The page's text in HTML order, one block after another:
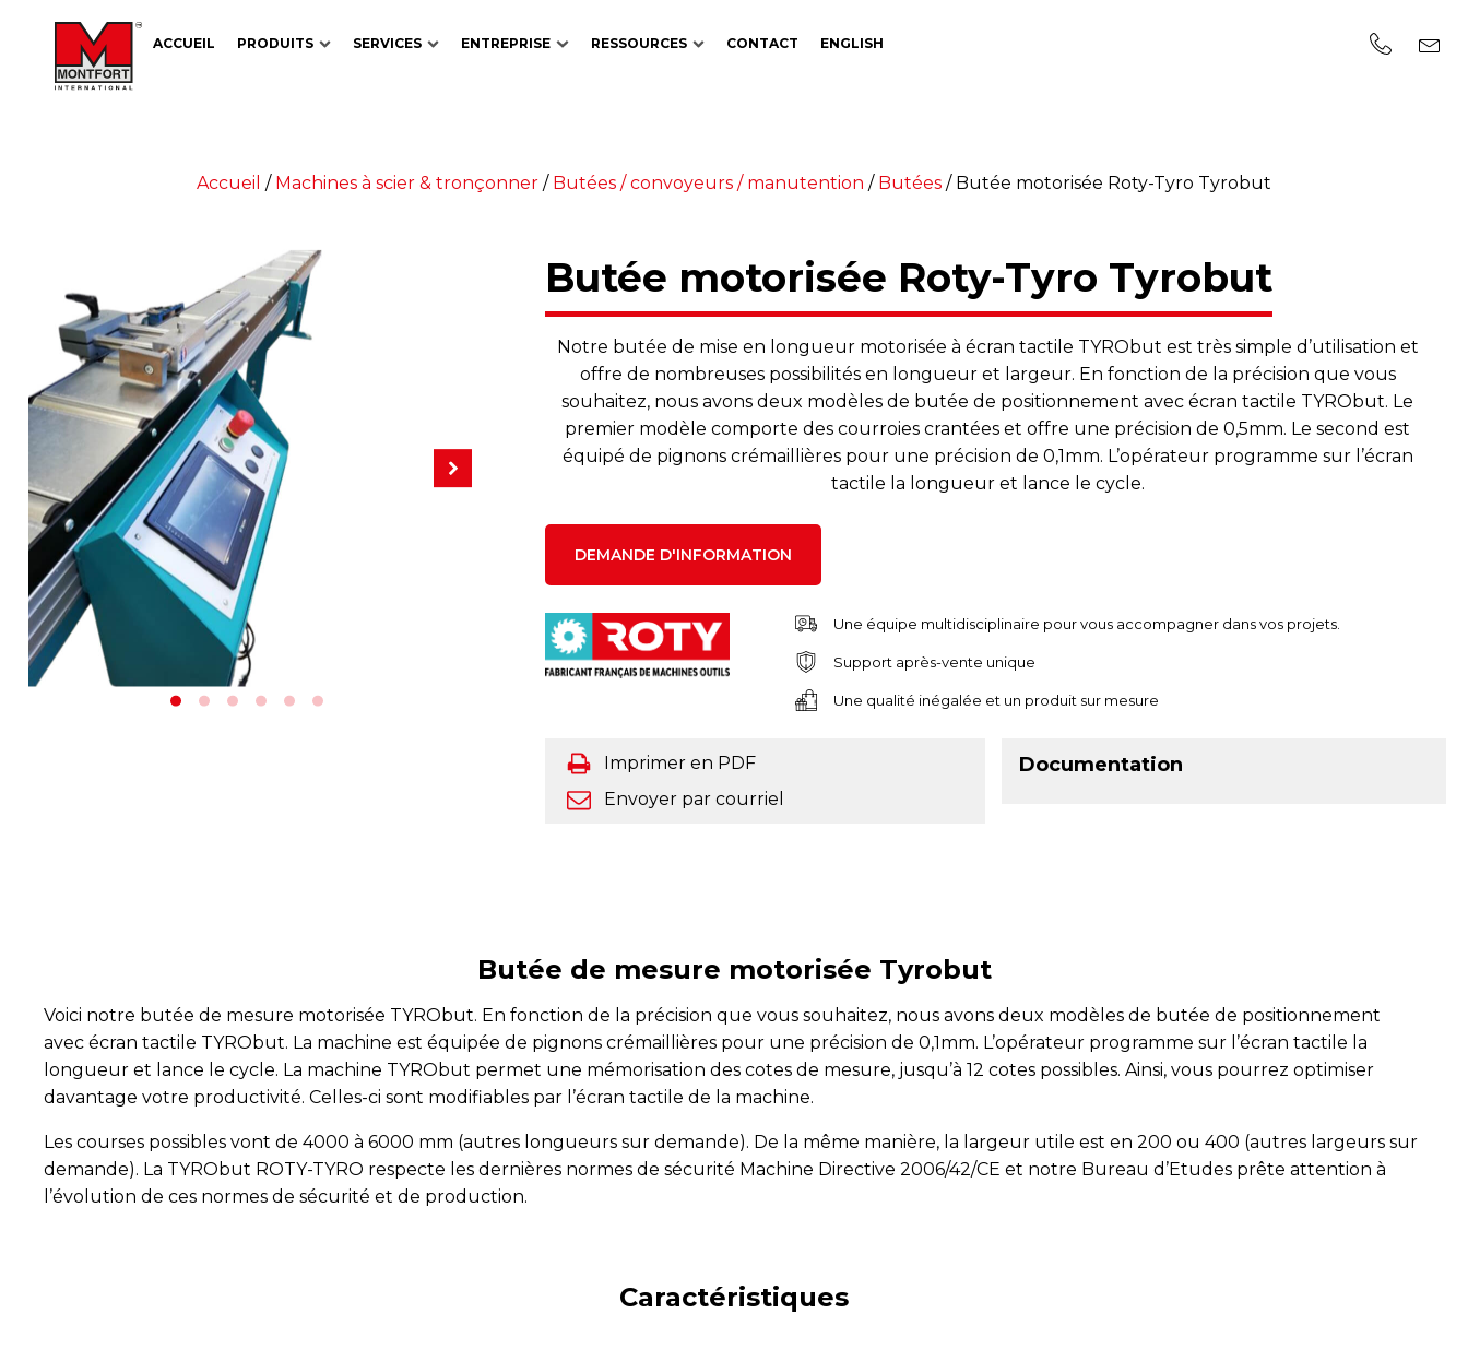
ACCUEIL PRODUITS SERVICES ENTREPRISE RESSOURCES CONTACT ENGLISH
Accueil / Machines à scier & tronçonner / Butées / convoyeurs / manutention / Butées / Butée motorisée Roty-Tyro Tyrobut
Butée motorisée Roty-Tyro Tyrobut
Notre butée de mise en longueur motorisée à écran tactile TYRObut est très simple d’utilisation et
offre de nombreuses possibilités en longueur et largeur. En fonction de la précision que vous
souhaitez, nous avons deux modèles de butée de positionnement avec écran tactile TYRObut. Le
premier modèle comporte des courroies crantées et offre une précision de 0,5mm. Le second est
équipé de pignons crémaillières pour une précision de 0,1mm. L’opérateur programme sur l’écran
tactile la longueur et lance le cycle.
DEMANDE D'INFORMATION
Une équipe multidisciplinaire pour vous accompagner dans vos projets.
Support après-vente unique
Une qualité inégalée et un produit sur mesure
Imprimer en PDF
Envoyer par courriel
Documentation
Butée de mesure motorisée Tyrobut
Voici notre butée de mesure motorisée TYRObut. En fonction de la précision que vous souhaitez, nous avons deux modèles de butée de positionnement
avec écran tactile TYRObut. La machine est équipée de pignons crémaillières pour une précision de 0,1mm. L’opérateur programme sur l’écran tactile la
longueur et lance le cycle. La machine TYRObut permet une mémorisation des cotes de mesure, jusqu’à 12 cotes possibles. Ainsi, vous pourrez optimiser
davantage votre productivité. Celles-ci sont modifiables par l’écran tactile de la machine.
Les courses possibles vont de 4000 à 6000 mm (autres longueurs sur demande). De la même manière, la largeur utile est en 200 ou 400 (autres largeurs sur
demande). La TYRObut ROTY-TYRO respecte les dernières normes de sécurité Machine Directive 2006/42/CE et notre Bureau d’Etudes prête attention à
l’évolution de ces normes de sécurité et de production.
Caractéristiques